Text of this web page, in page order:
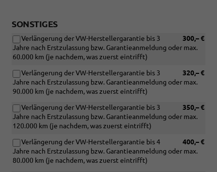
KW
TDI
oder
Motorisierung
oder
eHybrid)
SONSTIGES
300,– €
Verlängerung der VW-Herstellergarantie bis 3
Jahre nach Erstzulassung bzw. Garantieanmeldung oder max.
60.000 km (je nachdem, was zuerst eintrifft)
320,– €
Verlängerung der VW-Herstellergarantie bis 3
Jahre nach Erstzulassung bzw. Garantieanmeldung oder max.
90.000 km (je nachdem, was zuerst eintrifft)
350,– €
Verlängerung der VW-Herstellergarantie bis 3
Jahre nach Erstzulassung bzw. Garantieanmeldung oder max.
120.000 km (je nachdem, was zuerst eintrifft)
400,– €
Verlängerung der VW-Herstellergarantie bis 4
Jahre nach Erstzulassung bzw. Garantieanmeldung oder max.
80.000 km (je nachdem, was zuerst eintrifft)